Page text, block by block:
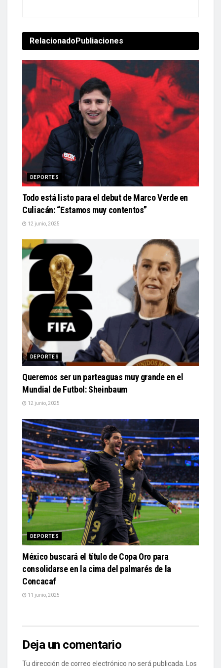
Relacionado Publiaciones
DEPORTES
Todo está listo para el debut de Marco Verde en
Culiacán: “Estamos muy contentos”
12 junio, 2025
DEPORTES
Queremos ser un parteaguas muy grande en el
Mundial de Futbol: Sheinbaum
12 junio, 2025
DEPORTES
México buscará el título de Copa Oro para
consolidarse en la cima del palmarés de la
Concacaf
11 junio, 2025
Deja un comentario
Tu dirección de correo electrónico no será publicada. Los